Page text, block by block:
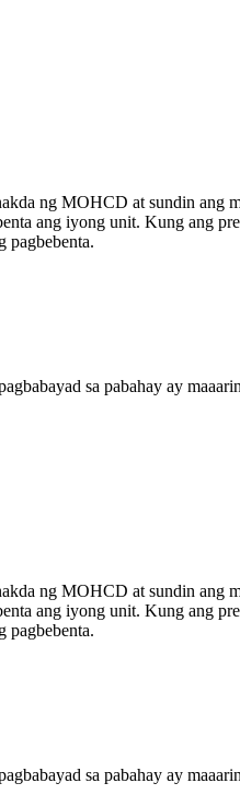
ng MOHCD at sundin ang
ang iyong unit. Kung ang
pagbebenta.
sa pabahay ay
ng MOHCD at sundin ang
ang iyong unit. Kung ang
pagbebenta.
sa pabahay ay